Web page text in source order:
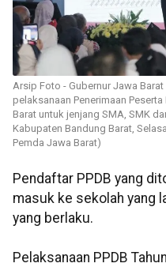
Arsip Foto - Gubernur Jawa
pelaksanaan Penerimaan
Barat untuk jenjang SMA, SMK
Kabupaten Bandung Barat,
Pemda Jawa Barat)
Pendaftar PPDB yang
masuk ke sekolah yang
yang berlaku.
Pelaksanaan PPDB